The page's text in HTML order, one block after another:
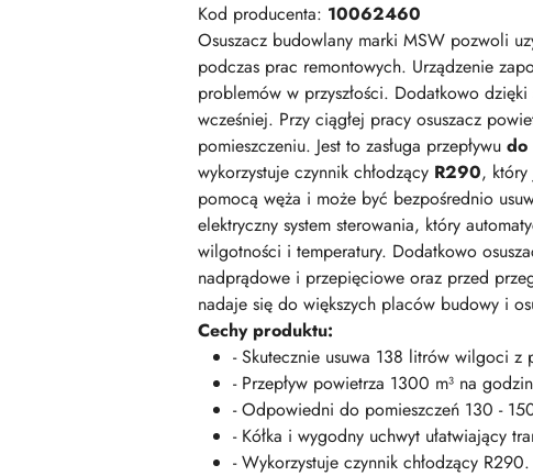
Kod producenta: 10062460
Osuszacz budowlany marki MSW pozwoli
podczas prac remontowych. Urządzenie
problemów w przyszłości. Dodatkowo
wcześniej. Przy ciągłej pracy osuszacz
pomieszczeniu. Jest to zasługa przepływu do
wykorzystuje czynnik chłodzący R290, który
pomocą węża i może być bezpośrednio
elektryczny system sterowania, który
wilgotności i temperatury. Dodatkowo
nadprądowe i przepięciowe oraz przed
nadaje się do większych placów budowy i
Cechy produktu:
- Skutecznie usuwa 138 litrów wilgoci z
- Przepływ powietrza 1300 m³ na
- Odpowiedni do pomieszczeń 130 -
- Kółka i wygodny uchwyt ułatwiający
- Wykorzystuje czynnik chłodzący R290.